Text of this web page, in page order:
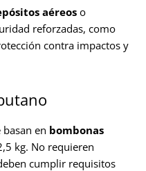
aéreoso
reforzadas, como
contra impactos y
basan en bombonas
kg. No requieren
cumplir requisitos